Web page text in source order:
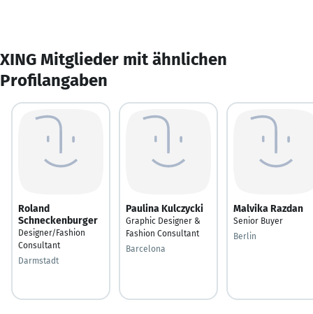
XING Mitglieder mit ähnlichen
Profilangaben
Roland
Schneckenburger
Designer/Fashion
Consultant
Darmstadt
Paulina Kulczycki
Graphic Designer &
Fashion Consultant
Barcelona
Malvika Razdan
Senior Buyer
Berlin